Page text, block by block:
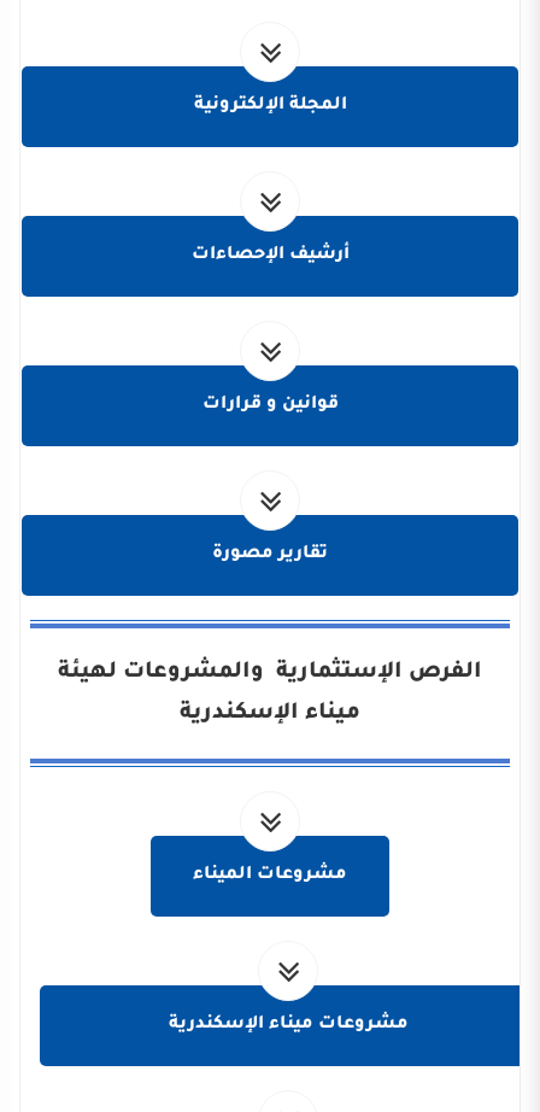
المجلة الإلكترونية
أرشيف الإحصاءات
قوانين و قرارات
تقارير مصورة
الفرص الإستثمارية والمشروعات لهيئة
ميناء الإسكندرية
مشروعات الميناء
مشروعات ميناء الإسكندرية